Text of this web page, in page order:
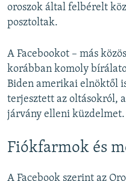
oroszok által felbérelt
posztoltak.
A Facebookot – más
korábban komoly
Biden amerikai elnöktől
terjesztett az oltásokról,
járvány elleni küzdelmet.
Fiókfarmok és
A Facebook szerint az